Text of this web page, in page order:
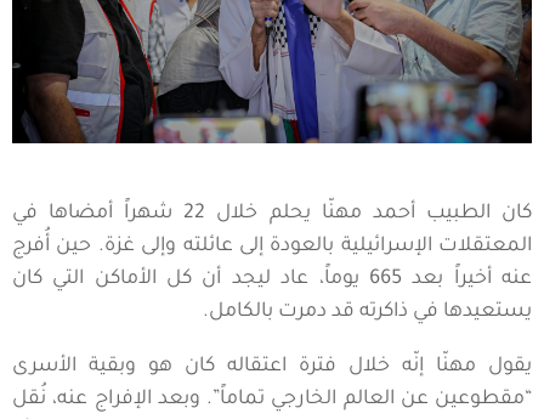
كان الطبيب أحمد مهنّا يحلم خلال 22 شهراً أمضاها في
المعتقلات الإسرائيلية بالعودة إلى عائلته وإلى غزة. حين أُفرج
عنه أخيراً بعد 665 يوماً، عاد ليجد أن كل الأماكن التي كان
يستعيدها في ذاكرته قد دمرت بالكامل.
يقول مهنّا إنّه خلال فترة اعتقاله كان هو وبقية الأسرى
“مقطوعين عن العالم الخارجي تماماً”. وبعد الإفراج عنه، نُقل